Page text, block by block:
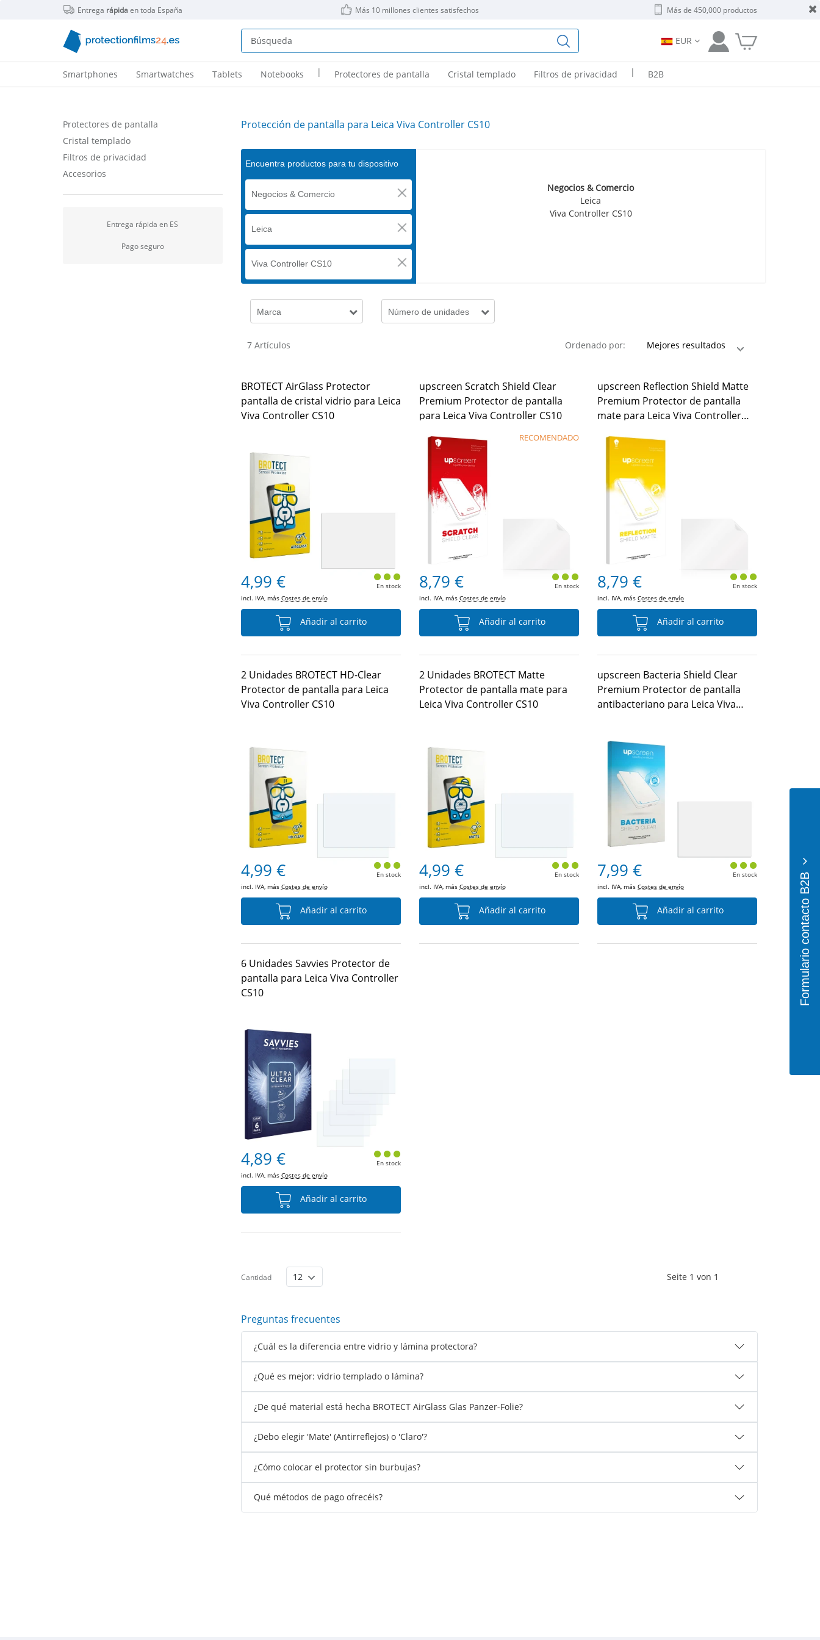
Entrega rápidaen toda España Más 10 millones clientes satisfechos Más de 450,000 productos
EUR
Smartphones Smartwatches Tablets Notebooks | Protectores de pantalla Cristal templado Filtros de privacidad | B2B
Protectores de pantalla
Cristal templado
Filtros de privacidad
Accesorios
Entrega rápida en ES
Pago seguro
Protección de pantalla para Leica Viva Controller CS10
Encuentra productos para tu dispositivo
Negocios & Comercio
Leica
Viva Controller CS10
Negocios & Comercio
Leica
Viva Controller CS10
Marca Número de unidades
7 Artículos Ordenado por:
BROTECT AirGlass Protector
pantalla de cristal vidrio para Leica
Viva Controller CS10
4,99 €
incl. IVA, más Costes de envío
En stock
Añadir al carrito
upscreen Scratch Shield Clear
Premium Protector de pantalla
para Leica Viva Controller CS10
RECOMENDADO
8,79 €
incl. IVA, más Costes de envío
En stock
Añadir al carrito
upscreen Reflection Shield Matte
Premium Protector de pantalla
mate para Leica Viva Controller
8,79 €
incl. IVA, másCostes de envío
En stock
Añadir al carrito
2 Unidades BROTECT HD-Clear
Protector de pantalla para Leica
Viva Controller CS10
4,99 €
incl. IVA, más Costes de envío
En stock
Añadir al carrito
2 Unidades BROTECT Matte
Protector de pantalla mate para
Leica Viva Controller CS10
4,99 €
incl. IVA, más Costes de envío
En stock
Añadir al carrito
upscreen Bacteria Shield Clear
Premium Protector de pantalla
antibacteriano para Leica Viva
7,99 €
incl. IVA, másCostes de envío
En stock
Añadir al carrito
6 Unidades Savvies Protector de
pantalla para Leica Viva Controller
CS10
4,89 €
incl. IVA, más Costes de envío
En stock
Añadir al carrito
Cantidad Seite 1 von 1
Preguntas frecuentes
¿Cuál es la diferencia entre vidrio y lámina protectora?
¿Qué es mejor: vidrio templado o lámina?
¿De qué material está hecha BROTECT AirGlass Glas Panzer-Folie?
¿Debo elegir 'Mate' (Antirreflejos) o 'Claro'?
¿Cómo colocar el protector sin burbujas?
Qué métodos de pago ofrecéis?
Formulario contacto B2B